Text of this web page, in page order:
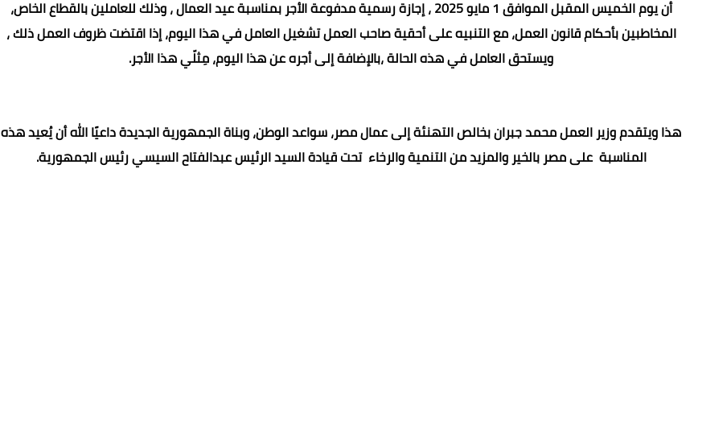
أن يوم الخميس المقبل الموافق 1 مايو 2025 ، إجازة رسمية مدفوعة الأجر بمناسبة عيد العمال ، وذلك للعاملين بالقطاع الخاص،
المخاطبين بأحكام قانون العمل، مع التنبيه على أحقية صاحب العمل تشغيل العامل في هذا اليوم، إذا اقتضت ظروف العمل ذلك ،
ويستحق العامل في هذه الحالة ،بالإضافة إلى أجره عن هذا اليوم، مِثلّي هذا الأجر.
هذا ويتقدم وزير العمل محمد جبران بخالص التهنئة إلى عمال مصر، سواعد الوطن، وبناة الجمهورية الجديدة داعيًا الله أن يُعيد هذه
المناسبة على مصر بالخير والمزيد من التنمية والرخاء تحت قيادة السيد الرئيس عبدالفتاح السيسي رئيس الجمهورية.